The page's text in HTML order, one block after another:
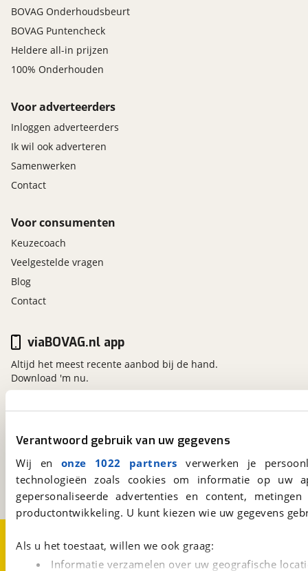
Verantwoord gebruik van uw gegevens
Wij en onze 1022 partners verwerken je
technologieën zoals cookies om informatie op
gepersonaliseerde advertenties en content,
productontwikkeling. U kunt kiezen wie uw gegevens
Als u het toestaat, willen we ook graag:
Informatie verzamelen over uw geografische
BOVAG Onderhoudsbeurt
BOVAG Puntencheck
Heldere all-in prijzen
100% Onderhouden
Voor adverteerders
Inloggen adverteerders
Ik wil ook adverteren
Samenwerken
Contact
Voor consumenten
Keuzecoach
Veelgestelde vragen
Blog
Contact
viaBOVAG.nl
Kosterijland
3981 AJ
Bunnik
Een initiatief van
BOVAG
viaBOVAG.nl app
Altijd het meest recente aanbod bij de hand.
Download 'm nu.
CookievoorkeurenVacatures